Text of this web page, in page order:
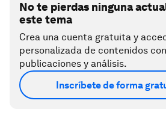
No te pierdas ninguna
este tema
Crea una cuenta gratuita y
personalizada de contenidos
publicaciones y análisis.
Inscríbete de forma